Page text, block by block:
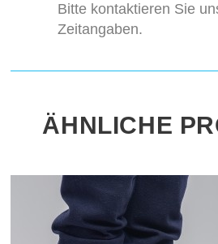
Bitte kontaktieren Sie
Zeitangaben.
ÄHNLICHE